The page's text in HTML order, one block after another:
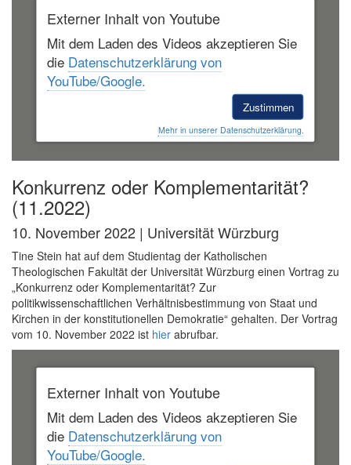
Externer Inhalt von Youtube
Mit dem Laden des Videos akzeptieren Sie
die Datenschutzerklärung von
YouTube/Google.
Zustimmen
Mehr in unserer Datenschutzerklärung.
Konkurrenz oder Komplementarität?
(11.2022)
10. November 2022 | Universität Würzburg
Tine Stein hat auf dem Studientag der Katholischen
Theologischen Fakultät der Universität Würzburg einen Vortrag zu
„Konkurrenz oder Komplementarität? Zur
politikwissenschaftlichen Verhältnisbestimmung von Staat und
Kirchen in der konstitutionellen Demokratie“ gehalten. Der Vortrag
vom 10. November 2022 ist hier abrufbar.
Externer Inhalt von Youtube
Mit dem Laden des Videos akzeptieren Sie
die Datenschutzerklärung von
YouTube/Google.